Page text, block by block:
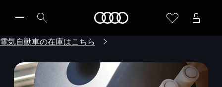
電気自動車の在庫はこちら